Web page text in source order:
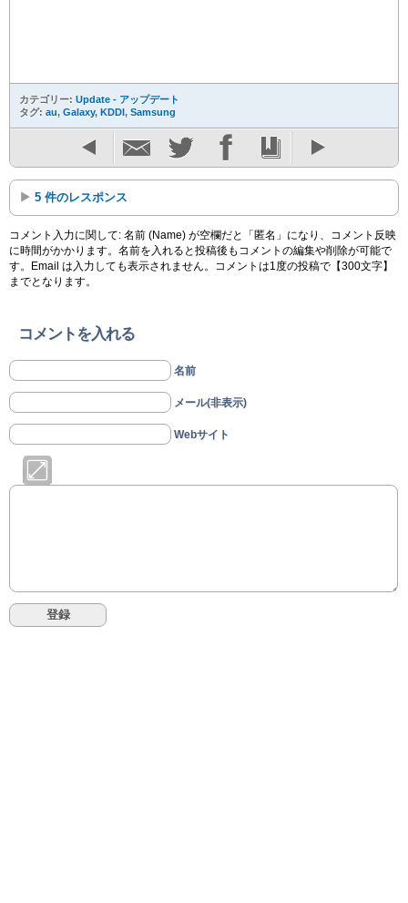
カテゴリー: Update - アップデート
タグ: au, Galaxy, KDDI, Samsung
5 件のレスポンス
コメント入力に関して: 名前 (Name) が空欄だと「匿名」になり、コメント反映
に時間がかかります。名前を入れると投稿後もコメントの編集や削除が可能で
す。Email は入力しても表示されません。コメントは1度の投稿で【300文字】
までとなります。
コメントを入れる
名前
メール(非表示)
Webサイト